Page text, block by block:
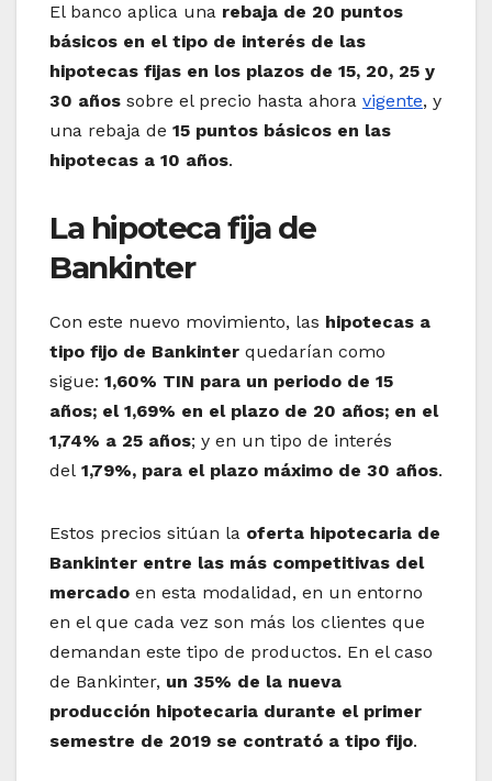
El banco aplica una rebaja de 20 puntos
básicos en el tipo de interés de las
hipotecas fijas en los plazos de 15, 20, 25 y
30 años sobre el precio hasta ahora vigente, y
una rebaja de 15 puntos básicos en las
hipotecas a 10 años.
La hipoteca fija de
Bankinter
Con este nuevo movimiento, las hipotecas a
tipo fijo de Bankinter quedarían como
sigue: 1,60% TIN para un periodo de 15
años; el 1,69% en el plazo de 20 años; en el
1,74% a 25 años; y en un tipo de interés
del 1,79%, para el plazo máximo de 30 años.
Estos precios sitúan la oferta hipotecaria de
Bankinter entre las más competitivas del
mercado en esta modalidad, en un entorno
en el que cada vez son más los clientes que
demandan este tipo de productos. En el caso
de Bankinter, un 35% de la nueva
producción hipotecaria durante el primer
semestre de 2019 se contrató a tipo fijo.